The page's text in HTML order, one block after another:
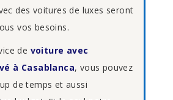
des voitures de luxes seront
vos besoins.
de voiture avec
à Casablanca, vous pouvez
de temps et aussi